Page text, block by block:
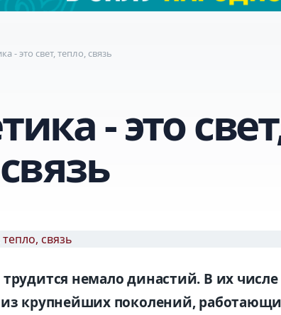
- это свет, тепло, связь
- это
немало династий. В их
крупнейших поколений,